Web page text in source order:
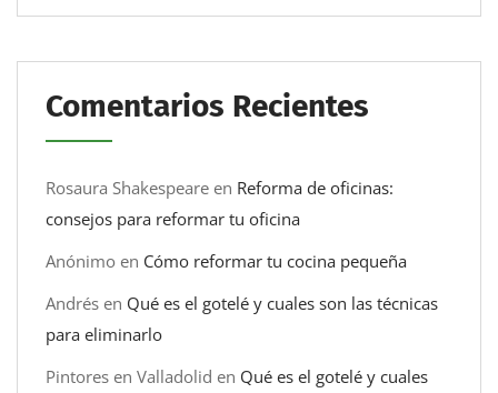
Comentarios Recientes
Rosaura Shakespeare en Reforma de oficinas:
consejos para reformar tu oficina
Anónimo en Cómo reformar tu cocina pequeña
Andrés en Qué es el gotelé y cuales son las técnicas
para eliminarlo
Pintores en Valladolid en Qué es el gotelé y cuales